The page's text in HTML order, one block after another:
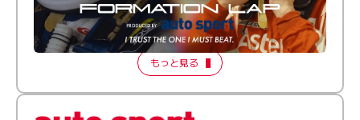
倒す相手を、信じてる。小林利徠斗 × 野村勇斗
【FORMATION LAP Produced by auto sport】
2026 Episode 2
もっと見る